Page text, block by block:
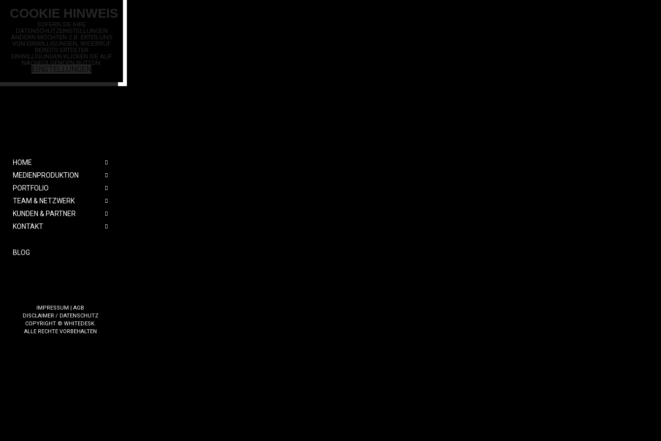
HOME
MEDIENPRODUKTION
PORTFOLIO
TEAM & NETZWERK
KUNDEN & PARTNER
KONTAKT
BLOG
IMPRESSUM | AGB
DISCLAIMER / DATENSCHUTZ
COPYRIGHT © WHITEDESK.
ALLE RECHTE VORBEHALTEN
SOFERN SIE IHRE
DATENSCHUTZEINSTELLUNGEN
ÄNDERN MÖCHTEN Z.B. ERTEILUNG
VON EINWILLIGUNGEN, WIDERRUF
BEREITS ERTEILTER
EINWILLIGUNGEN KLICKEN SIE AUF
NACHFOLGENDEN BUTTON.
EINSTELLUNGEN